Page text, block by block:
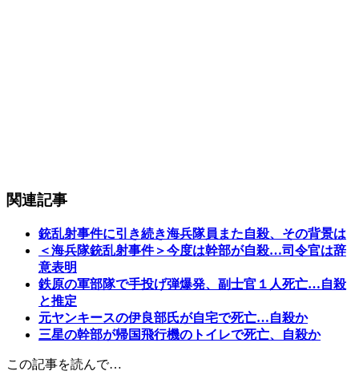
関連記事
銃乱射事件に引き続き海兵隊員また自殺、その背景は
＜海兵隊銃乱射事件＞今度は幹部が自殺…司令官は辞
意表明
鉄原の軍部隊で手投げ弾爆発、副士官１人死亡…自殺
と推定
元ヤンキースの伊良部氏が自宅で死亡…自殺か
三星の幹部が帰国飛行機のトイレで死亡、自殺か
この記事を読んで…